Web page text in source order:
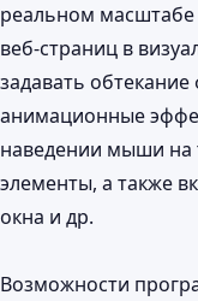
реальном
веб-страниц в
задавать обтекание
анимационные
наведении мыши на
элементы, а также
окна и др.
Возможности